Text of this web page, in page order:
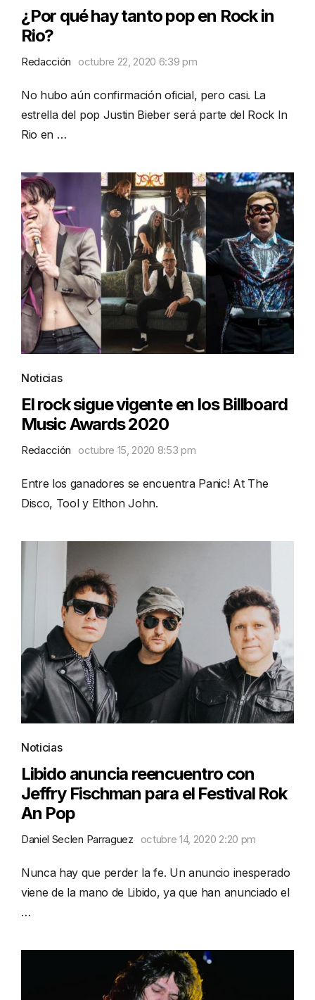
¿Por qué hay tanto pop en Rock in
Rio?
Redacción octubre 22, 2020 6:39 pm
No hubo aún confirmación oficial, pero casi. La
estrella del pop Justin Bieber será parte del Rock In
Rio en …
Noticias
El rock sigue vigente en los Billboard
Music Awards 2020
Redacción octubre 15, 2020 8:53 pm
Entre los ganadores se encuentra Panic! At The
Disco, Tool y Elthon John.
Noticias
Libido anuncia reencuentro con
Jeffry Fischman para el Festival Rok
An Pop
Daniel Seclen Parraguez octubre 14, 2020 2:20 pm
Nunca hay que perder la fe. Un anuncio inesperado
viene de la mano de Libido, ya que han anunciado el
…